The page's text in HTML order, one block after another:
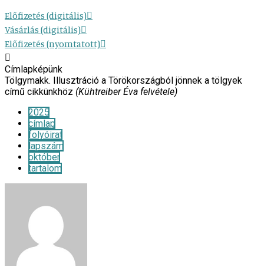
Előfizetés (digitális)
Vásárlás (digitális)
Előfizetés (nyomtatott)
Címlapképünk
Tölgymakk. Illusztráció a Törökországból jönnek a tölgyek
című cikkünkhöz (Kühtreiber Éva felvétele)
2025
címlap
folyóirat
lapszám
október
tartalom